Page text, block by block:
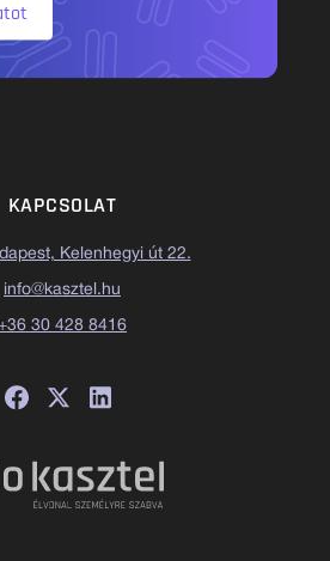
KAPCSOLAT
Kelenhegyi út 22.
info@kasztel.hu
30 428 8416